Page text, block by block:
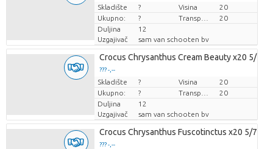
Cijena po komadu
Skladište ? Visina
20
Ukupno:
?
20
Duljina
12
Uzgajivač
sam van schooten bv
Crocus Chrysanthus Cream Beauty x20 5/7
??? -,--
Cijena po komadu
Skladište ? Visina
20
Ukupno:
?
20
Duljina
12
Uzgajivač
sam van schooten bv
Crocus Chrysanthus Fuscotinctus x20 5/7
??? -,--